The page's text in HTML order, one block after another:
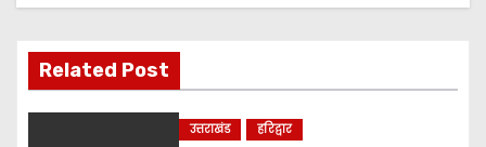
i
g
Related Post
उत्तराखंड हरिद्वार